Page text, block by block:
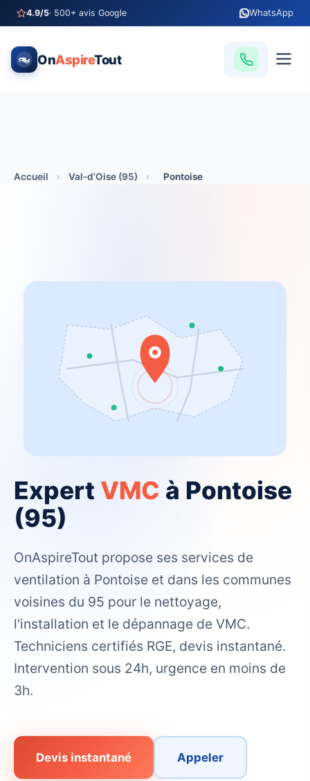
4.9/5· 500+ avis Google WhatsApp
OnAspireTout
Accueil › Val-d'Oise (95) › Pontoise
Expert VMC à Pontoise
(95)
OnAspireTout propose ses services de
ventilation à Pontoise et dans les communes
voisines du 95 pour le nettoyage,
l'installation et le dépannage de VMC.
Techniciens certifiés RGE, devis instantané.
Intervention sous 24h, urgence en moins de
3h.
Devis instantané Appeler